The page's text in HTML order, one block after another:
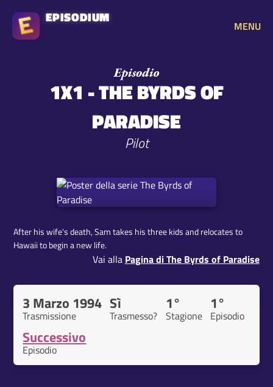
EPISODIUM
MENU
1X1 - THE BYRDS OF
PARADISE
Pilot
After his wife's death, Sam takes his three kids and relocates to
Hawaii to begin a new life.
Vai alla Pagina di The Byrds of Paradise
3 Marzo 1994
Trasmissione
Sì
Trasmesso?
1°
Stagione
1°
Episodio
Successivo
Episodio